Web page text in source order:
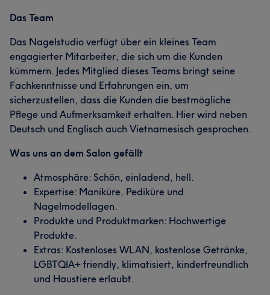
Das Team
Das Nagelstudio verfügt über ein kleines Team
engagierter Mitarbeiter, die sich um die Kunden
kümmern. Jedes Mitglied dieses Teams bringt seine
Fachkenntnisse und Erfahrungen ein, um
sicherzustellen, dass die Kunden die bestmögliche
Pflege und Aufmerksamkeit erhalten. Hier wird neben
Deutsch und Englisch auch Vietnamesisch gesprochen.
Was uns an dem Salon gefällt
Atmosphäre: Schön, einladend, hell.
Expertise: Maniküre, Pediküre und
Nagelmodellagen.
Produkte und Produktmarken: Hochwertige
Produkte.
Extras: Kostenloses WLAN, kostenlose Getränke,
LGBTQIA+ friendly, klimatisiert, kinderfreundlich
und Haustiere erlaubt.